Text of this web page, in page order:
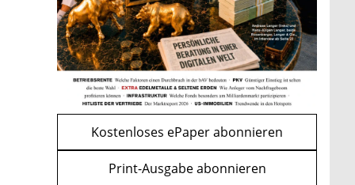
WEITERE ARTIKEL
zurückweiter
Kind möglich
mehr
Kostenloses ePaper abonnieren
Print-Ausgabe abonnieren